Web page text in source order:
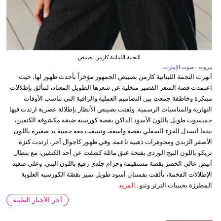
النجمة اللبنانية كارمن بصيبص
بيروت - صوت الإمارات
أبهرت النجمة اللبنانية كارمن بصيبص الجمهور مؤخراً بأحدث ظهور لها، حيث
اعتمدت قصة الشعر القصير متخلية عن شعرها الطويل المعتاد، لتتألق بإطلالات
مبتكرة وخاطفة جمعت بين التصاميم العملية والراقية التي تناسب الأوقات
النهارية والمناسبات الرسمية. ولفتت بصيبص الأنظار بإطلالة عصرية ارتدت فيها
جمبسوت طويل باللون الأسود الداكن بقصة كورسيه ضيقة مكشوفة الكتفين،
بينما انسدل الجزء السفلي بقصة واسعة، ونسقت معه حقيبة يد صغيرة باللون
الأصفر الزبدي ومجوهرات ذهبية ناعمة. وفي ظهور كاجوال آخر، ارتدت كنزة
تريكو باللون البيج الوردي بفتحة عنق مائلة كشفت عن أحد الكتفين، مع بنطال
أبيض عالي الخصر بقصة مستقيمة وحزام جلدي رفيع باللون البني. وعلى صعيد
الإطلالات الفخمة، تألقت بفستان أسود طويل تميز بقصّة الكورسيه العلوية
المطرزة بحبيبات الترتر وتنو... المزيد
آخر الأخبار الطبية